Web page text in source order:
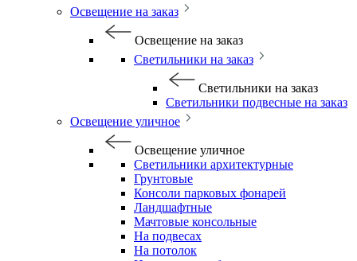
Освещение на заказ
Освещение на заказ
Светильники на заказ
Светильники на заказ
Светильники подвесные на заказ
Освещение уличное
Освещение уличное
Светильники архитектурные
Грунтовые
Консоли парковых фонарей
Ландшафтные
Мачтовые консольные
На подвесах
На потолок